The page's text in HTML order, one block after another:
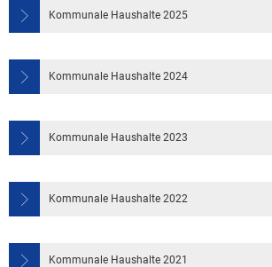
Kommunale Haushalte 2025
Kommunale Haushalte 2024
Kommunale Haushalte 2023
Kommunale Haushalte 2022
Kommunale Haushalte 2021